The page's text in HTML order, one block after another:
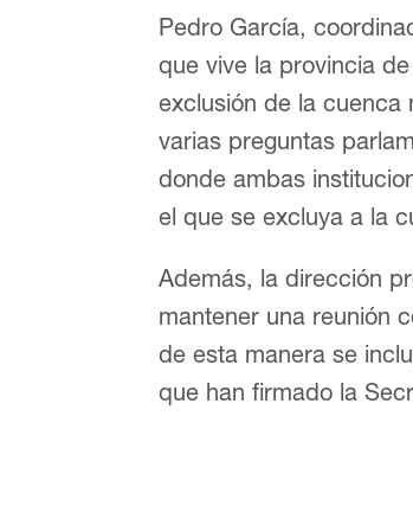
Pedro García,
que vive la provincia
exclusión de la cuenca
varias preguntas
donde ambas
el que se excluya a la
Además, la dirección
mantener una reunión
de esta manera se
que han firmado la